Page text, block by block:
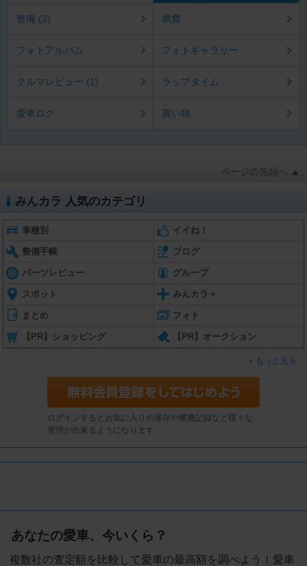
整備 (3) 燃費
フォトアルバム フォトギャラリー
クルマレビュー (1) ラップタイム
愛車ログ 買い物
ページの先頭へ ▲
みんカラ 人気のカテゴリ
車種別 イイね！
整備手帳 ブログ
パーツレビュー グループ
スポット みんカラ＋
まとめ フォト
【PR】ショッピング 【PR】オークション
もっと見る
ログインするとお気に入りの保存や燃費記録など様々な
管理が出来るようになります
あなたの愛車、今いくら？
複数社の査定額を比較して愛車の最高額を調べよう！愛車